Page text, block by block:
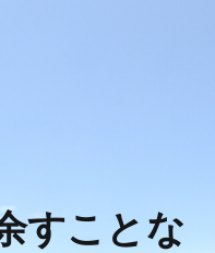
すことな